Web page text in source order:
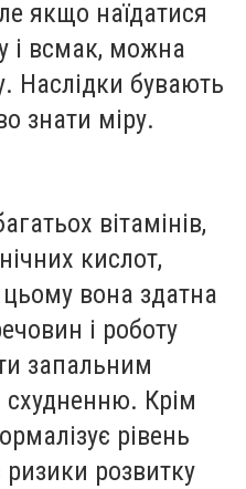
якщо наїдатися
і всмак, можна
Наслідки бувають
знати міру.
вітамінів,
кислот,
вона здатна
і роботу
запальним
Крім
рівень
ризики розвитку